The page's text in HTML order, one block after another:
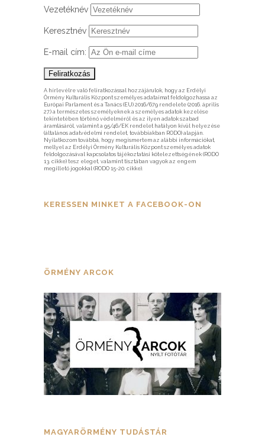
Vezetéknév
Keresztnév
E-mail cím:
A hírlevélre való feliratkozással hozzájárulok, hogy az Erdélyi
Örmény Kulturális Központ személyes adataimat feldolgozhassa az
Európai Parlament és a Tanács (EU) 2016/679 rendelete (2016. április
27.) a természetes személyeknek a személyes adatok kezelése
tekintetében történő védelméről és az ilyen adatok szabad
áramlásáról, valamint a 95/46/EK rendelet hatályon kívül helyezése
(általános adatvédelmi rendelet, továbbiakban RODO) alapján.
Nyilatkozom továbbá, hogy megismertem az alábbi információkat,
mellyel az Erdélyi Örmény Kulturális Központ személyes adatok
feldolgozásával kapcsolatos tájékoztatási kötelezettségének (RODO
13. cikke) tesz eleget, valamint tisztában vagyok az engem
megillető jogokkal (RODO 15-20. cikke).
KERESSEN MINKET A FACEBOOK-ON
ÖRMÉNY ARCOK
MAGYARÖRMÉNY TUDÁSTÁR